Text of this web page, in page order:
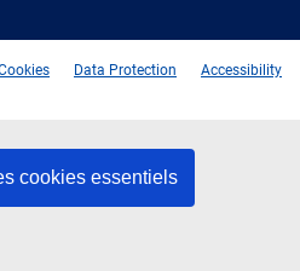
cookies essentiels
Data Protection Accessibility